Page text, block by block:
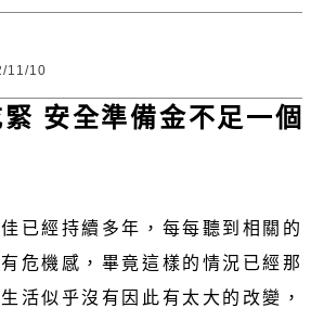
11/10
安全準備金不足一個
已經持續多年，每每聽到相關的
危機感，畢竟這樣的情況已經那
活似乎沒有因此有太大的改變，